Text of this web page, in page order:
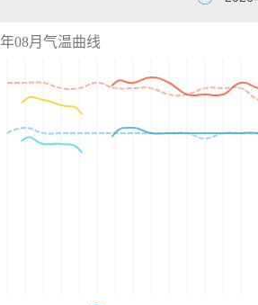
08月气温曲线